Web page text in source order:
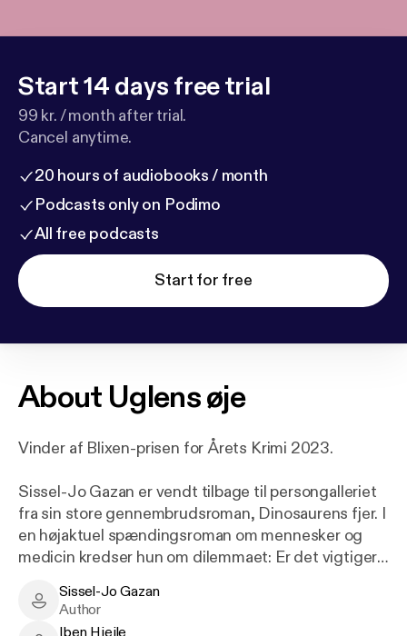
Start 14 days free trial
99 kr. / month after trial.
Cancel anytime.
20 hours of audiobooks / month
Podcasts only on Podimo
All free podcasts
Start for free
About Uglens øje
Vinder af Blixen-prisen for Årets Krimi 2023.
Sissel-Jo Gazan er vendt tilbage til person­galleriet
fra sin store gennembrudsroman, Dinosaurens fjer. I
en højaktuel spændingsroman om mennesker og
medicin kredser hun om dilemmaet: Er det vigti­gere
Sissel-Jo Gazan - Author
Sissel-Jo Gazan
Author
Iben Hjejle